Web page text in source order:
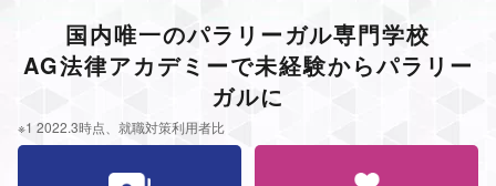
※1 2022.3時点、就職対策利用者比
国内唯一のパラリーガル専門学校
AG法律アカデミーで未経験からパラリー
ガルに